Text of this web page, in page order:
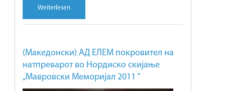
Weiterlesen
(Македонски) АД ЕЛЕМ покровител на
натпреварот во Нордиско скијање
„Мавровски Меморијал 2011 “